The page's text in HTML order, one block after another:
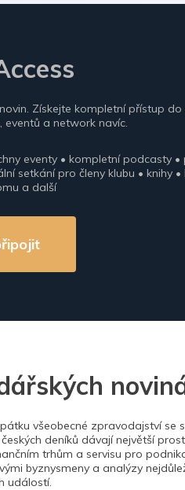
Získejte kompletní přístup do
eventů a network navíc.
eventy • kompletní podcasty •
setkání pro členy klubu • knihy •
a další
všeobecné zpravodajství se
deníků dávají největší
trhům a servisu pro
byznysmeny a analýzy
událostí.